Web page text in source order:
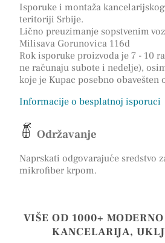
Isporuke i montaža
teritoriji Srbije.
Lično preuzimanje sopstvenim
Milisava Gorunovica 116d
Rok isporuke proizvoda je 7 - 10
ne računaju subote i nedelje),
koje je Kupac posebno obavešten
Informacije o besplatnoj isporuci
Održavanje
Naprskati odgovarajuće sredstvo
mikrofiber krpom.
VIŠE OD 1000+
KANCELARIJA,